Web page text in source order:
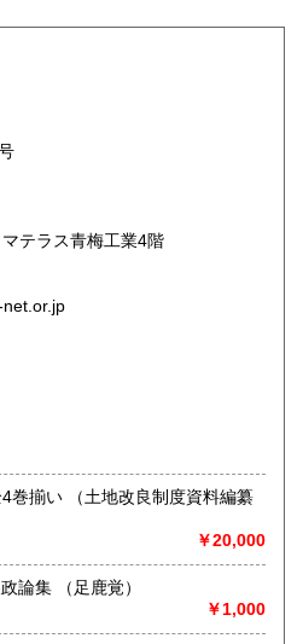
愛媛県
大分県 1,600円
テラス青梅工業4階
しております。
度資料編纂
￥20,000
戦後農政の追求 - 足鹿覚農政論集 （足鹿覚）
￥1,000